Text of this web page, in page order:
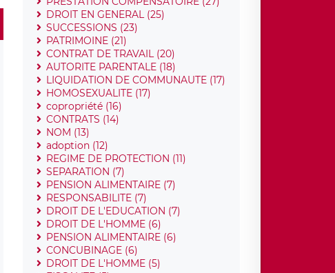
DROIT EN GENERAL (25)
SUCCESSIONS (23)
PATRIMOINE (21)
CONTRAT DE TRAVAIL (20)
AUTORITE PARENTALE (18)
LIQUIDATION DE COMMUNAUTE (17)
HOMOSEXUALITE (17)
copropriété (16)
CONTRATS (14)
NOM (13)
adoption (12)
REGIME DE PROTECTION (11)
SEPARATION (7)
PENSION ALIMENTAIRE (7)
RESPONSABILITE (7)
DROIT DE L'EDUCATION (7)
DROIT DE L'HOMME (6)
PENSION ALIMENTAIRE (6)
CONCUBINAGE (6)
DROIT DE L'HOMME (5)